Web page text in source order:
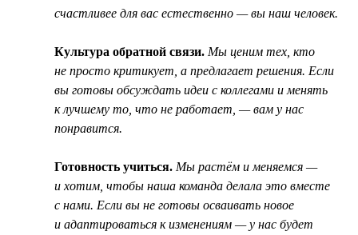
счастливее для вас естественно — вы наш человек.
Культура обратной связи. Мы ценим тех, кто
не просто критикует, а предлагает решения. Если
вы готовы обсуждать идеи с коллегами и менять
к лучшему то, что не работает, — вам у нас
понравится.
Готовность учиться. Мы растём и меняемся —
и хотим, чтобы наша команда делала это вместе
с нами. Если вы не готовы осваивать новое
и адаптироваться к изменениям — у нас будет